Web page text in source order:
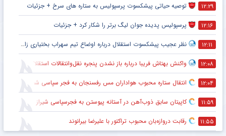
۱۲:۲۹ توصیه حیاتی پیشکسوت پرسپولیس به ستاره های سرخ + جزئیات
۱۲:۱۶ پرسپولیس پدیده جوان لیگ برتر را شکار کرد + جزئیات
۱۲:۱۱ نظر عجیب پیشکسوت استقلال درباره اوضاع تیم سهراب بختیاری زاده + جزئیات
۱۲:۰۸ واکنش بهتاش فریبا درباره باز نشدن پنجره نقل‌وانتقالات استقلال
۱۲:۰۴ انتقال ستاره محبوب هواداران مس رفسنجان به فجر سپاسی شیراز
۱۱:۵۹ کاپیتان سابق ذوب‌آهن در آستانه پیوستن به فجرسپاسی شیراز
۱۱:۵۵ رقابت دروازه‌بان محبوب تراکتور با علیرضا بیرانوند